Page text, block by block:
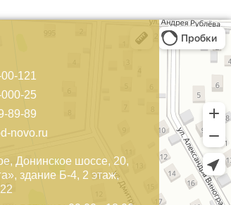
121
25
89-89
novo.ru
Донинское шоссе, 20,
здание Б-4, 2 этаж,